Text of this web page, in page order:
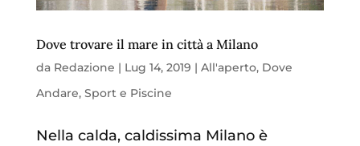
Dove trovare il mare in città a Milano
da Redazione | Lug 14, 2019 | All'aperto, Dove
Andare, Sport e Piscine
Nella calda, caldissima Milano è